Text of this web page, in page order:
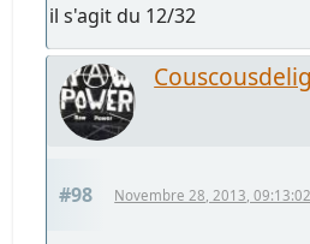
il s'agit du 12/32
#98 Novembre 28, 2013, 09:13:02